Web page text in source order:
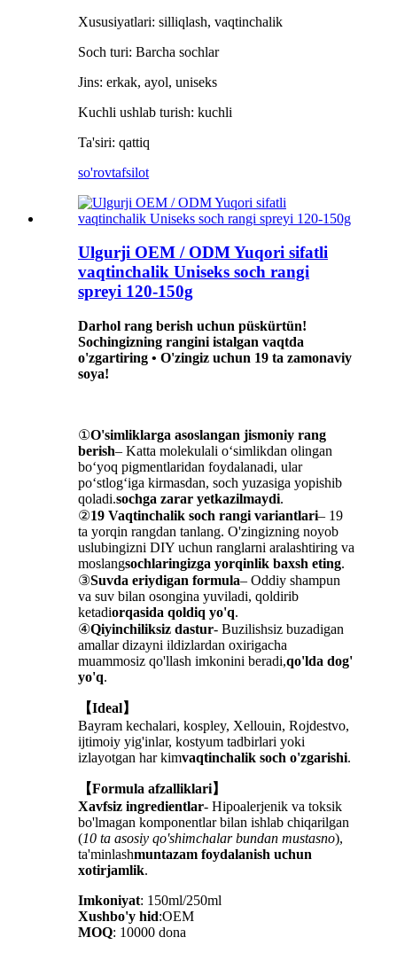
Xususiyatlari: silliqlash, vaqtinchalik
Soch turi: Barcha sochlar
Jins: erkak, ayol, uniseks
Kuchli ushlab turish: kuchli
Ta'siri: qattiq
so'rovtafsilot
Ulgurji OEM / ODM Yuqori sifatli
vaqtinchalik Uniseks soch rangi
spreyi 120-150g
Darhol rang berish uchun püskürtün!
Sochingizning rangini istalgan vaqtda
o'zgartiring • O'zingiz uchun 19 ta zamonaviy
soya!
①O'simliklarga asoslangan jismoniy rang
berish– Katta molekulali o‘simlikdan olingan
bo‘yoq pigmentlaridan foydalanadi, ular
po‘stlog‘iga kirmasdan, soch yuzasiga yopishib
qoladi.sochga zarar yetkazilmaydi.
②19 Vaqtinchalik soch rangi variantlari– 19
ta yorqin rangdan tanlang. O'zingizning noyob
uslubingizni DIY uchun ranglarni aralashtiring va
moslangsochlaringizga yorqinlik baxsh eting.
③Suvda eriydigan formula– Oddiy shampun
va suv bilan osongina yuviladi, qoldirib
ketadiorqasida qoldiq yo'q.
④Qiyinchiliksiz dastur- Buzilishsiz buzadigan
amallar dizayni ildizlardan oxirigacha
muammosiz qo'llash imkonini beradi,qo'lda dog'
yo'q.
【Ideal】
Bayram kechalari, kospley, Xellouin, Rojdestvo,
ijtimoiy yig'inlar, kostyum tadbirlari yoki
izlayotgan har kimvaqtinchalik soch o'zgarishi.
【Formula afzalliklari】
Xavfsiz ingredientlar- Hipoalerjenik va toksik
bo'lmagan komponentlar bilan ishlab chiqarilgan
(10 ta asosiy qo'shimchalar bundan mustasno),
ta'minlashmuntazam foydalanish uchun
xotirjamlik.
Imkoniyat: 150ml/250ml
Xushbo'y hid:OEM
MOQ: 10000 dona